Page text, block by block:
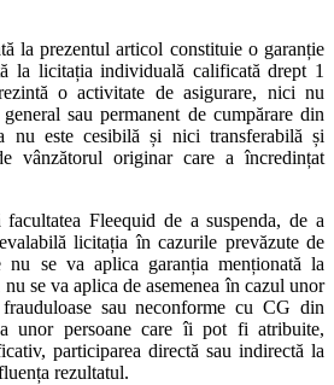
la prezentul articol constituie o garanție
la licitația individuală calificată drept 1
o activitate de asigurare, nici nu
sau permanent de cumpărare din
nu este cesibilă și nici transferabilă și
vânzătorul originar care a încredințat
facultatea Fleequid de a suspenda, de a
licitația în cazurile prevăzute de
se va aplica garanția menționată la
se va aplica de asemenea în cazul unor
sau neconforme cu CG din
unor persoane care îi pot fi atribuite,
participarea directă sau indirectă la
rezultatul.